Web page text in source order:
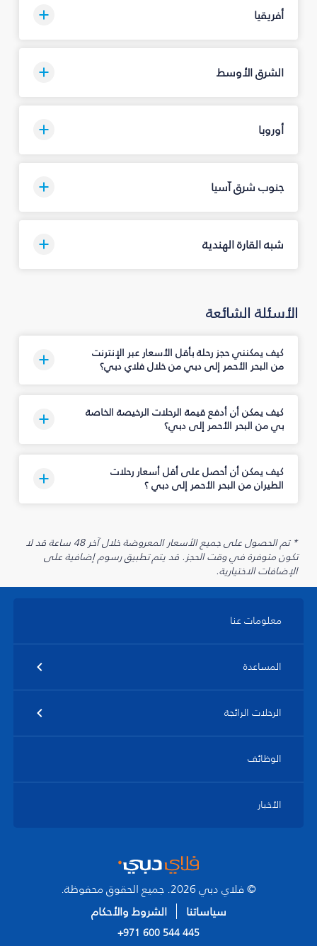
أفريقيا
الشرق الأوسط
أوروبا
جنوب شرق آسيا
شبه القارة الهندية
الأسئلة الشائعة
كيف يمكنني حجز رحلة بأقل الأسعار عبر الإنترنت
من البحر الأحمر إلى دبي من خلال فلاي دبي؟
كيف يمكن أن أدفع قيمة الرحلات الرخيصة الخاصة
بي من البحر الأحمر إلى دبي؟
كيف يمكن أن أحصل على أقل أسعار رحلات
الطيران من البحر الأحمر إلى دبي ؟
* تم الحصول على جميع الأسعار المعروضة خلال آخر 48 ساعة قد لا
تكون متوفرة في وقت الحجز. قد يتم تطبيق رسوم إضافية على
الإضافات الاختيارية.
معلومات عنا
المساعدة
الرحلات الرائجة
الوظائف
الأخبار
© فلاي دبي 2026. جميع الحقوق محفوظة.
سياساتنا
الشروط والأحكام
+971 600 544 445